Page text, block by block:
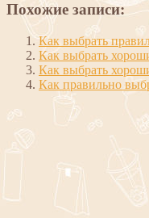
Похожие записи:
Как выбрать
Как выбрать
Как выбрать
Как правильно